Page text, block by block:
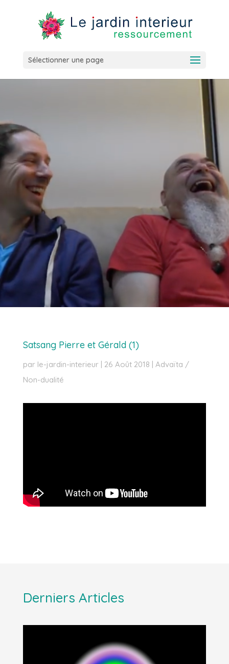
Sélectionner une page
Satsang Pierre et Gérald (1)
par le-jardin-interieur| 26 Août 2018 | Advaïta /
Non-dualité
Derniers Articles